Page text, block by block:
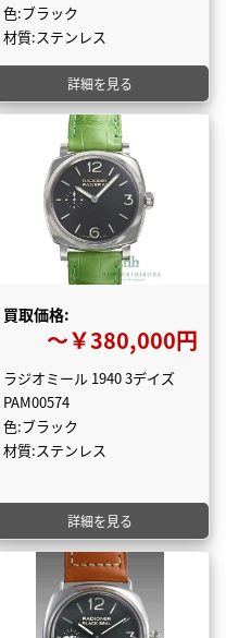
色:ブラック
材質:ステンレス
詳細を見る
買取価格:
〜￥380,000円
ラジオミール 1940 3デイズ
PAM00574
色:ブラック
材質:ステンレス
詳細を見る